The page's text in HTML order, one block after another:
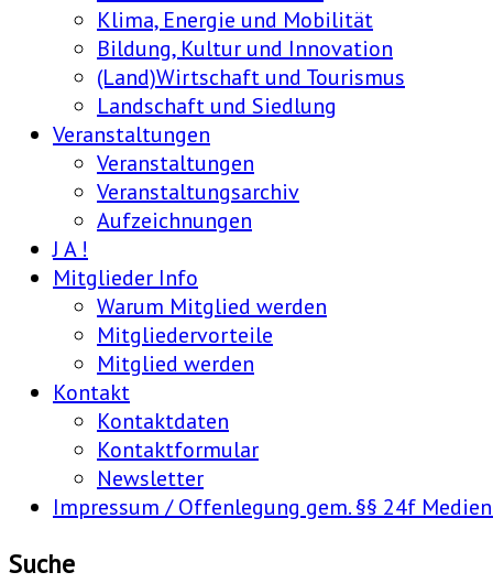
Klima, Energie und Mobilität
Bildung, Kultur und Innovation
(Land)Wirtschaft und Tourismus
Landschaft und Siedlung
Veranstaltungen
Veranstaltungen
Veranstaltungsarchiv
Aufzeichnungen
J A !
Mitglieder Info
Warum Mitglied werden
Mitgliedervorteile
Mitglied werden
Kontakt
Kontaktdaten
Kontaktformular
Newsletter
Impressum / Offenlegung gem. §§ 24f
Suche